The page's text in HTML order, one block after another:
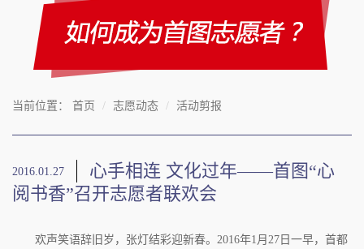
当前位置： 首页 志愿动态 活动剪报
2016.01.27
心手相连 文化过年——首图“心
阅书香”召开志愿者联欢会
欢声笑语辞旧岁，张灯结彩迎新春。2016年1月27日一早，首都